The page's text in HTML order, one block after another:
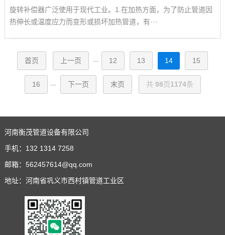
旋转补偿器广泛使用于现代工业。1.在加热方面，为了防止管道因
热伸长或温度应力而变形或损坏加热管道，有···
首页 上一页 ··· 12 13 14 15
16 ··· 下一页 末页 共 98页1174条
河南衡茂管道设备有限公司
手机： 132 1314 7258
邮箱： 562457614@qq.com
地址：河南省巩义市西村镇管道工业区